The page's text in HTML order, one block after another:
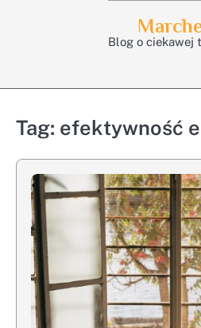
Blog o ciekawej
Tag: efektywność